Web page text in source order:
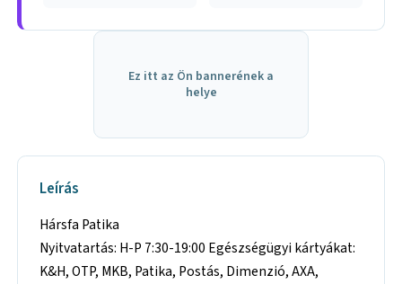
Ez itt az Ön bannerének a
helye
Leírás
Hársfa Patika
Nyitvatartás: H-P 7:30-19:00 Egészségügyi kártyákat:
K&H, OTP, MKB, Patika, Postás, Dimenzió, AXA,